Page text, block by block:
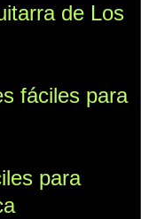
de Los
fáciles para
para